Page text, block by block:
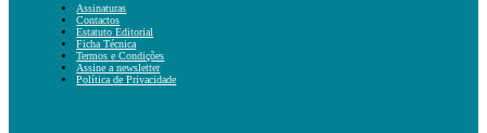
Assinaturas
Contactos
Estatuto Editorial
Ficha Técnica
Termos e Condições
Assine a newsletter
Política de Privacidade